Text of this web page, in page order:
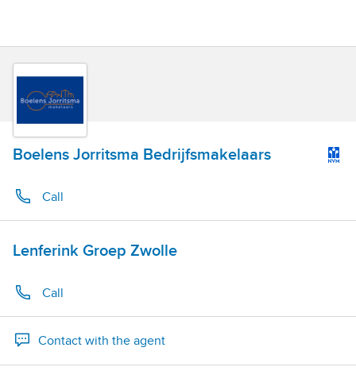
Boelens Jorritsma Bedrijfsmakelaars
Call
Lenferink Groep Zwolle
Call
Contact with the agent